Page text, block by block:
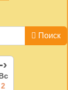
Поиск
-›
2